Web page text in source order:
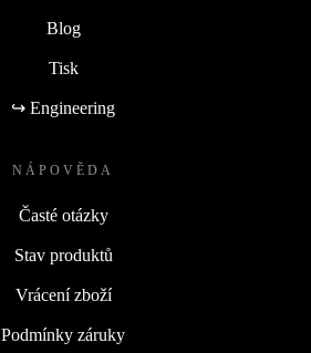
Blog
Tisk
↪ Engineering
NÁPOVĚDA
Časté otázky
Stav produktů
Vrácení zboží
Podmínky záruky